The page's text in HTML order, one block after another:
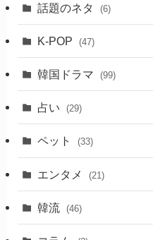
話題のネタ (6)
K-POP (47)
韓国ドラマ (99)
占い (29)
ペット (33)
エンタメ (21)
韓流 (46)